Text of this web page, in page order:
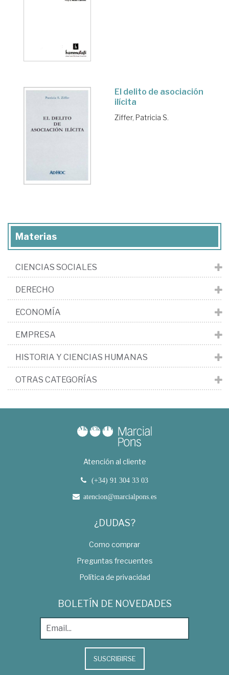
El delito de asociación
ilícita
Ziffer, Patricia S.
Materias
CIENCIAS SOCIALES
DERECHO
ECONOMÍA
EMPRESA
HISTORIA Y CIENCIAS HUMANAS
OTRAS CATEGORÍAS
Atención al cliente
(+34) 91 304 33 03
atencion@marcialpons.es
¿DUDAS?
Como comprar
Preguntas frecuentes
Política de privacidad
BOLETÍN DE NOVEDADES
SUSCRIBIRSE